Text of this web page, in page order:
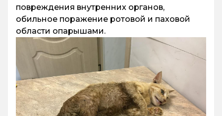
повреждения внутренних органов,
обильное поражение ротовой и паховой
области опарышами.